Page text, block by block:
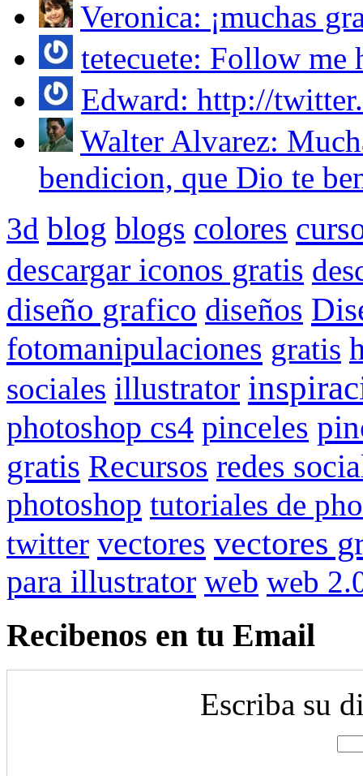
Veronica: ¡muchas
tetecuete: Follow me
Edward: http://
Walter Alvarez:
bendicion, que Dio te
3d blog blogs colores
descargar iconos gratis
diseño grafico diseños
fotomanipulaciones gratis
sociales illustrator
photoshop cs4 pinceles
gratis Recursos redes
photoshop tutoriales de
twitter vectores vectores
para illustrator web web
Recibenos en tu Email
Escriba su